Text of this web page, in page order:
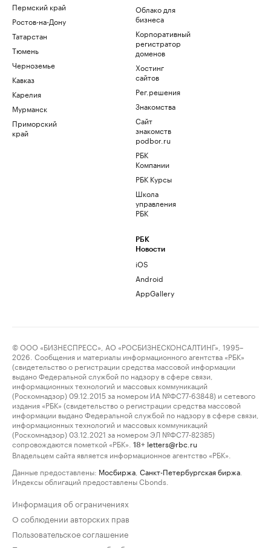
Пермский край
Ростов-на-Дону
Татарстан
Тюмень
Черноземье
Кавказ
Карелия
Мурманск
Приморский
край
Облако для
бизнеса
Корпоративный
регистратор
доменов
Хостинг
сайтов
Рег.решения
Знакомства
Сайт
знакомств
podbor.ru
РБК
Компании
РБК Курсы
Школа
управления
РБК
РБК
Новости
iOS
Android
AppGallery
© ООО «БИЗНЕСПРЕСС», АО «РОСБИЗНЕСКОНСАЛТИНГ», 1995–
2026. Сообщения и материалы информационного агентства «РБК»
(свидетельство о регистрации средства массовой информации
выдано Федеральной службой по надзору в сфере связи,
информационных технологий и массовых коммуникаций
(Роскомнадзор) 09.12.2015 за номером ИА №ФС77-63848) и сетевого
издания «РБК» (свидетельство о регистрации средства массовой
информации выдано Федеральной службой по надзору в сфере связи,
информационных технологий и массовых коммуникаций
(Роскомнадзор) 03.12.2021 за номером ЭЛ №ФС77-82385)
сопровождаются пометкой «РБК».
18+ letters@rbc.ru
Владельцем сайта является информационное агентство «РБК».
Данные предоставлены: Мосбиржа Санкт-Петербургская биржа
Индексы облигаций предоставлены Cbonds.
Информация об ограничениях
О соблюдении авторских прав
Пользовательское соглашение